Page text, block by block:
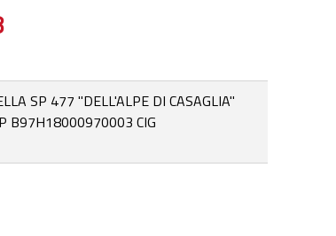
SP 477 "DELL'ALPE DI CASAGLIA"
B97H18000970003 CIG